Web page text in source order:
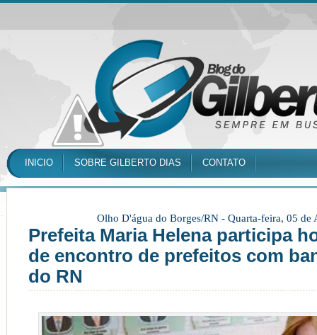
INICIO SOBRE GILBERTO DIAS CONTATO
Olho D'água do Borges/RN - Quarta-feira, 05 de
Prefeita Maria Helena participa
de encontro de prefeitos com
do RN